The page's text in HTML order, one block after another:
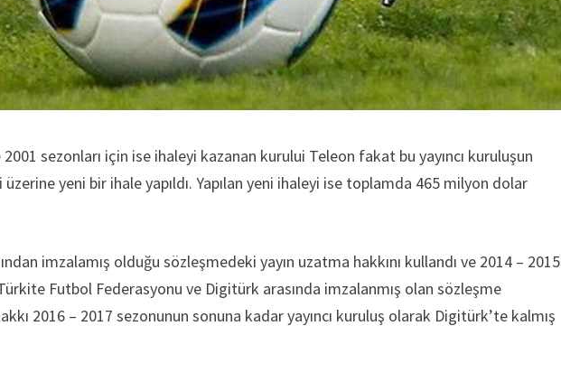
sezonları için ise ihaleyi kazanan kurului Teleon fakat bu yayıncı kuruluşun
yeni bir ihale yapıldı. Yapılan yeni ihaleyi ise toplamda 465 milyon dolar
imzalamış olduğu sözleşmedeki yayın uzatma hakkını kullandı ve 2014 – 2015
Futbol Federasyonu ve Digitürk arasında imzalanmış olan sözleşme
2016 – 2017 sezonunun sonuna kadar yayıncı kuruluş olarak Digitürk’te kalmış